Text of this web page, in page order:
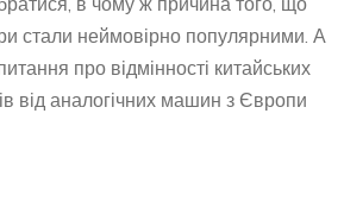
стали неймовірно популярними. А
про відмінності китайських
від аналогічних машин з Європи